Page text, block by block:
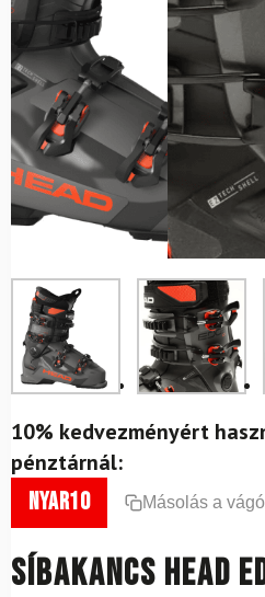
10% kedvezményért
pénztárnál:
nyar10 Másolás a
Síbakancs Head